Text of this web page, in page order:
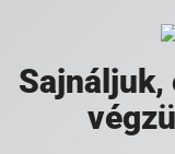
Sajnáljuk,